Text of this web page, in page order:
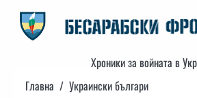
content
Хроники за войната в
Главна
Украински българи